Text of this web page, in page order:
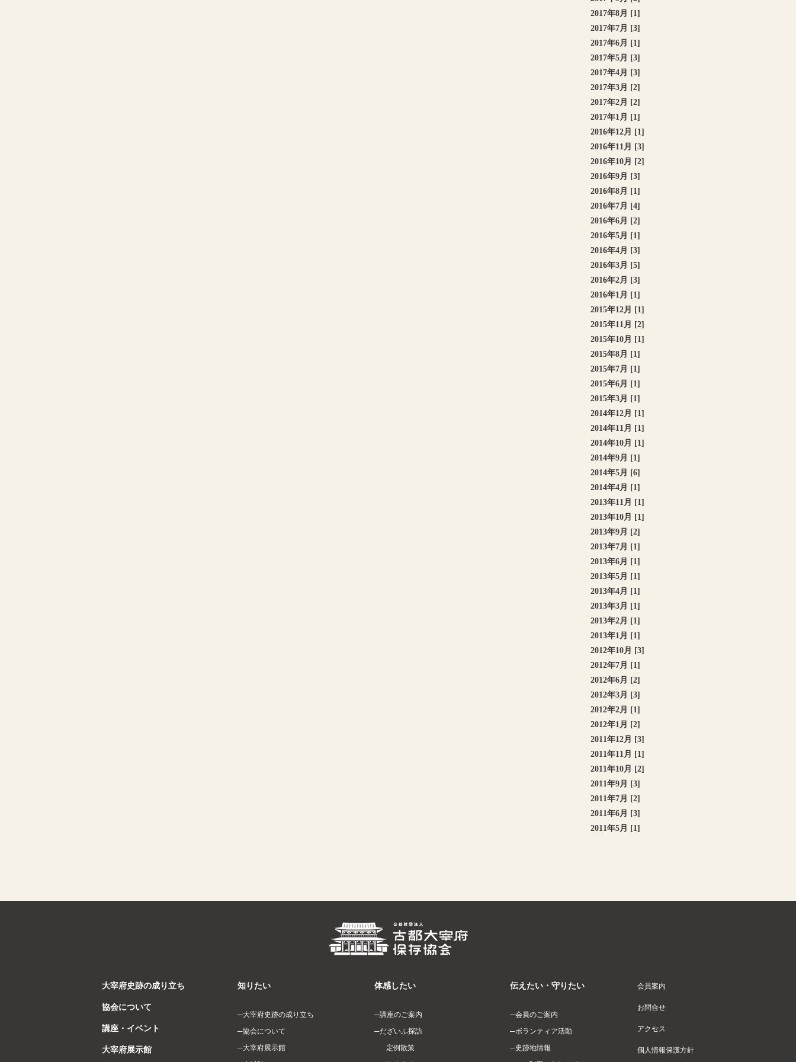
2017年8月 [1]
2017年7月 [3]
2017年6月 [1]
2017年5月 [3]
2017年4月 [3]
2017年3月 [2]
2017年2月 [2]
2017年1月 [1]
2016年12月 [1]
2016年11月 [3]
2016年10月 [2]
2016年9月 [3]
2016年8月 [1]
2016年7月 [4]
2016年6月 [2]
2016年5月 [1]
2016年4月 [3]
2016年3月 [5]
2016年2月 [3]
2016年1月 [1]
2015年12月 [1]
2015年11月 [2]
2015年10月 [1]
2015年8月 [1]
2015年7月 [1]
2015年6月 [1]
2015年3月 [1]
2014年12月 [1]
2014年11月 [1]
2014年10月 [1]
2014年9月 [1]
2014年5月 [6]
2014年4月 [1]
2013年11月 [1]
2013年10月 [1]
2013年9月 [2]
2013年7月 [1]
2013年6月 [1]
2013年5月 [1]
2013年4月 [1]
2013年3月 [1]
2013年2月 [1]
2013年1月 [1]
2012年10月 [3]
2012年7月 [1]
2012年6月 [2]
2012年3月 [3]
2012年2月 [1]
2012年1月 [2]
2011年12月 [3]
2011年11月 [1]
2011年10月 [2]
2011年9月 [3]
2011年7月 [2]
2011年6月 [3]
2011年5月 [1]
大宰府史跡の成り立ち
協会について
講座・イベント
大宰府展示館
知りたい
大宰府史跡の成り立ち
協会について
大宰府展示館
体感したい
講座のご案内
だざいふ探訪
定例散策
伝えたい・守りたい
会員のご案内
ボランティア活動
史跡地情報
会員案内
お問合せ
アクセス
個人情報保護方針